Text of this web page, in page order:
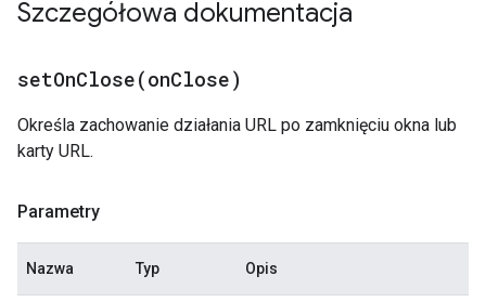
Szczegółowa dokumentacja
setOnClose(onClose)
Określa zachowanie działania URL po zamknięciu okna lub
karty URL.
Parametry
Nazwa Typ Opis